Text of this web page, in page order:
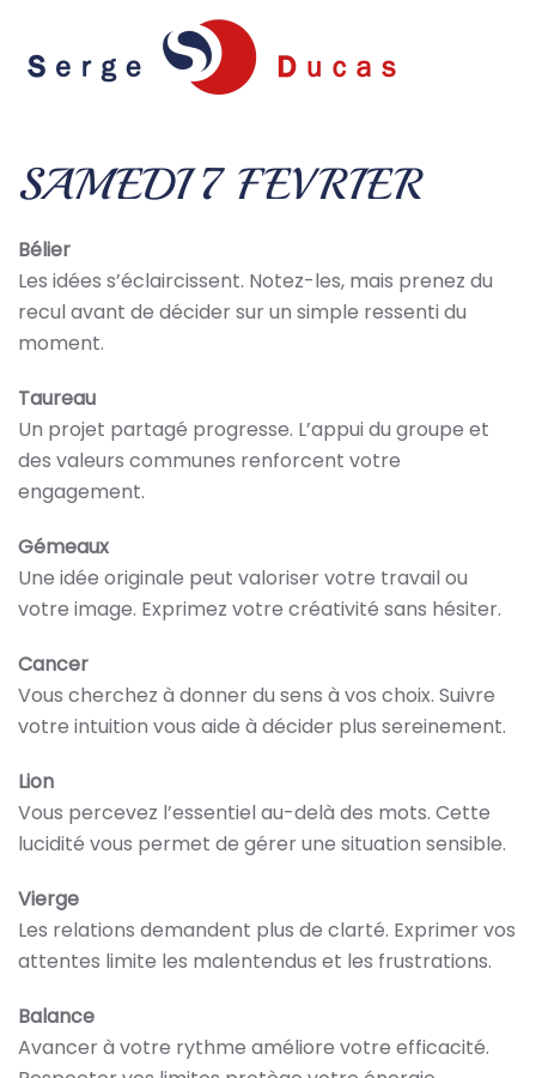
Skip to main content
SAMEDI 7 FEVRIER
Bélier
Les idées s’éclaircissent. Notez-les, mais prenez du
recul avant de décider sur un simple ressenti du
moment.
Taureau
Un projet partagé progresse. L’appui du groupe et
des valeurs communes renforcent votre
engagement.
Gémeaux
Une idée originale peut valoriser votre travail ou
votre image. Exprimez votre créativité sans hésiter.
Cancer
Vous cherchez à donner du sens à vos choix. Suivre
votre intuition vous aide à décider plus sereinement.
Lion
Vous percevez l’essentiel au-delà des mots. Cette
lucidité vous permet de gérer une situation sensible.
Vierge
Les relations demandent plus de clarté. Exprimer vos
attentes limite les malentendus et les frustrations.
Balance
Avancer à votre rythme améliore votre efficacité.